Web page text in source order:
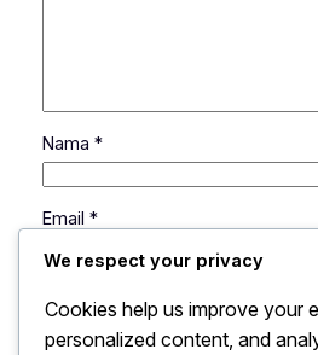
Nama *
Email *
We respect your privacy
Cookies help us improve your
personalized content, and